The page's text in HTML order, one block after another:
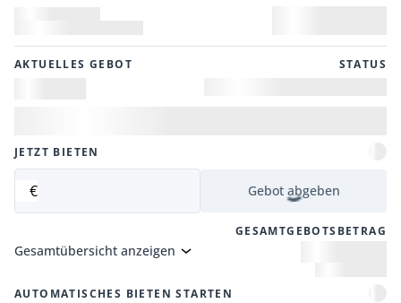
AKTUELLES GEBOT STATUS
JETZT BIETEN
€ Gebot abgeben
GESAMTGEBOTSBETRAG
Gesamtübersicht anzeigen
AUTOMATISCHES BIETEN STARTEN